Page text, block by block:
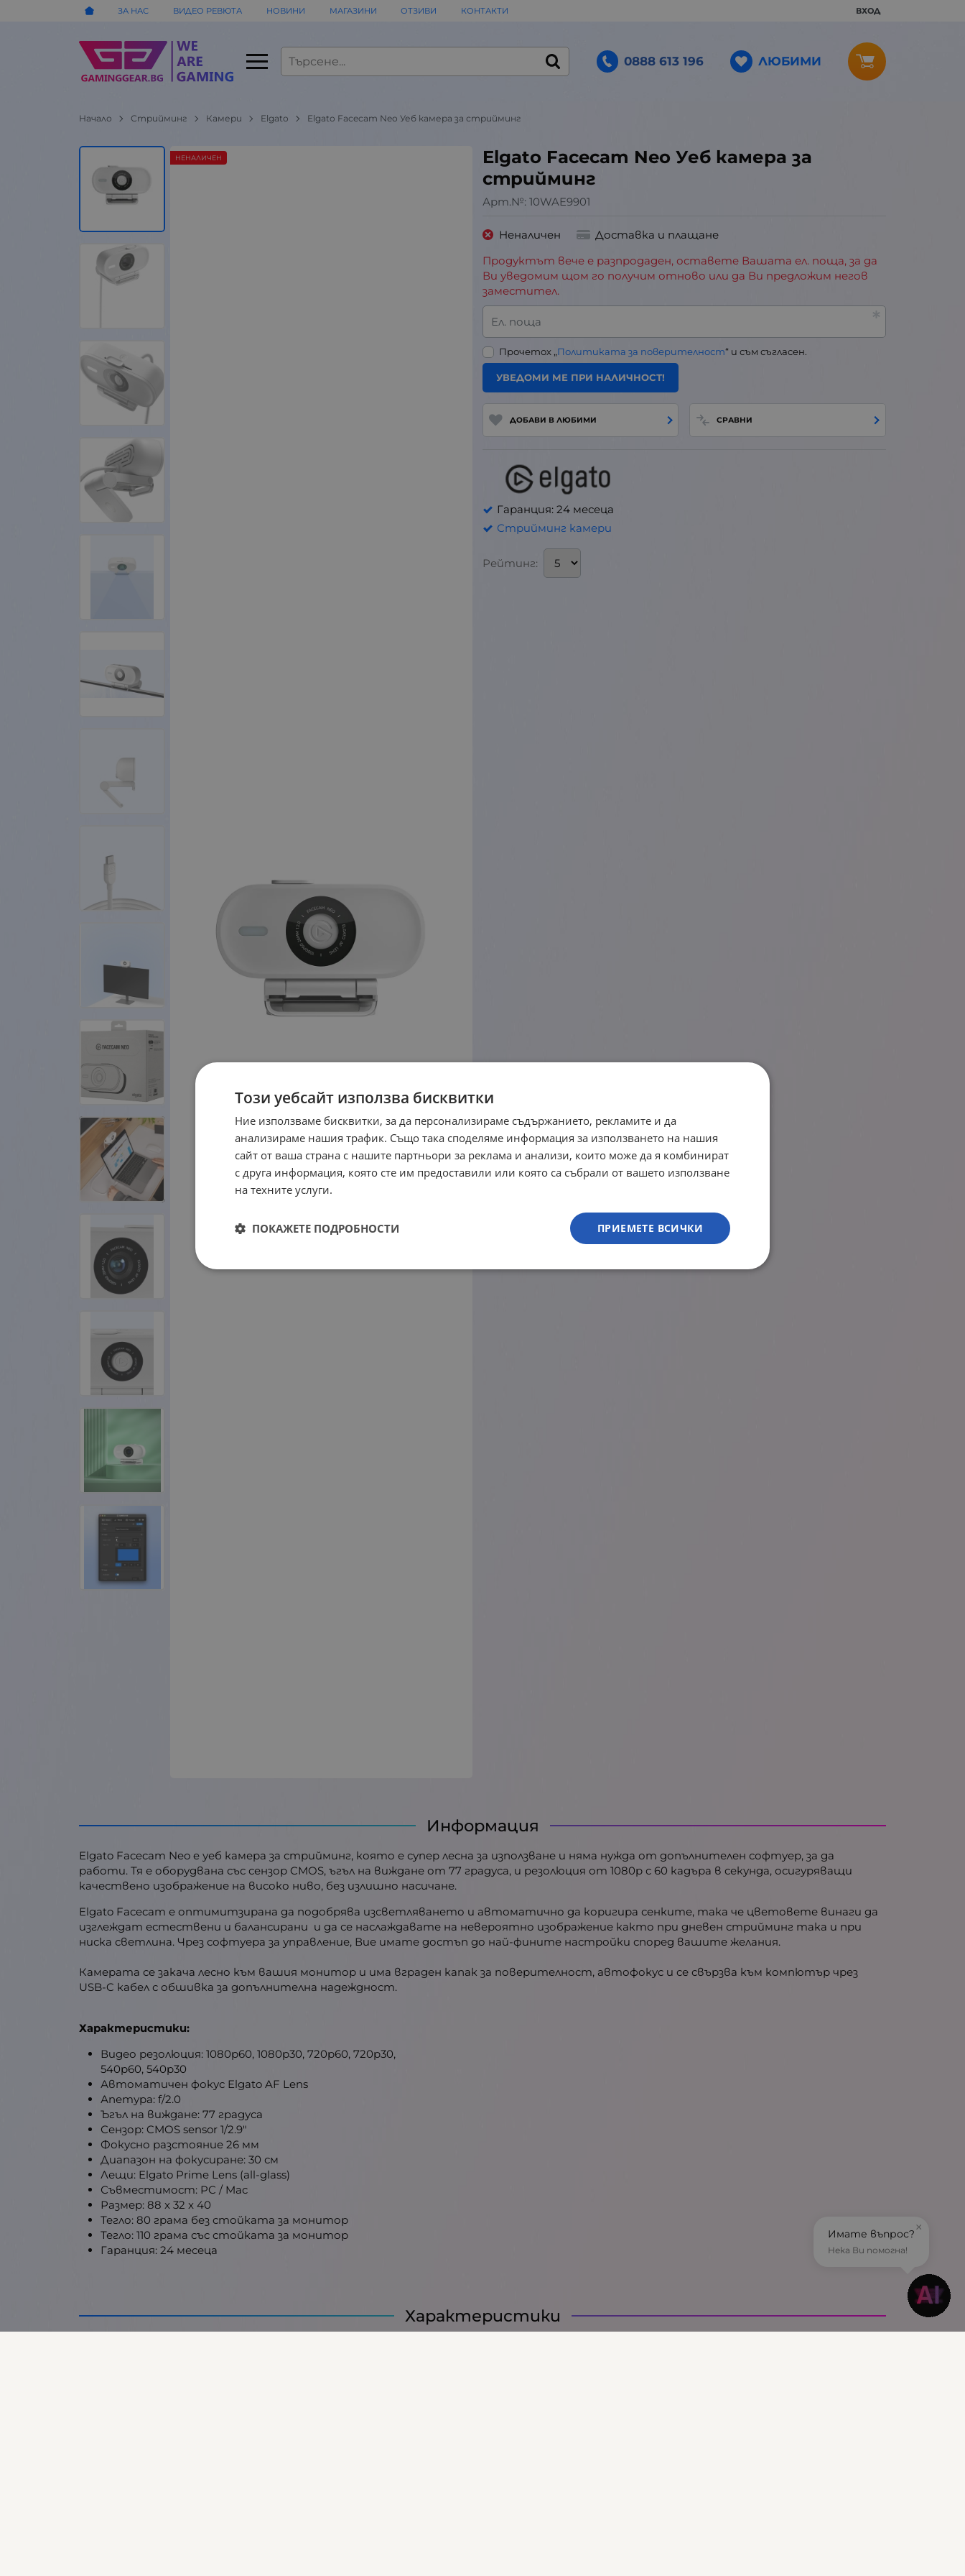
ЗА НАС ВИДЕО РЕВЮТА НОВИНИ МАГАЗИНИ ОТЗИВИ КОНТАКТИ ВХОД
0888 613 196 ЛЮБИМИ
Начало Стрийминг Камери Elgato Elgato Facecam Neo Уеб камера за стрийминг
Elgato Facecam Neo Уеб камера за
стрийминг
Арт.№: 10WAE9901
НЕНАЛИЧЕН
Неналичен
Доставка и плащане
Продуктът вече е разпродаден, оставете Вашата ел. поща, за да
Ви уведомим щом го получим отново или да Ви предложим негов
заместител.
Ел. поща
Прочетох „Политиката за поверителност“ и съм съгласен.
УВЕДОМИ МЕ ПРИ НАЛИЧНОСТ!
ДОБАВИ В ЛЮБИМИ СРАВНИ
Гаранция: 24 месеца
Стрийминг камери
Рейтинг:
Информация
Elgato Facecam Neo e уеб камера за стрийминг, която е супер лесна за използване и няма нужда от допълнителен софтуер, за да
работи. Тя е оборудвана със сензор CMOS, ъгъл на виждане от 77 градуса, и резолюция от 1080p с 60 кадъра в секунда, осигуряващи
качествено изображение на високо ниво, без излишно насичане.
Elgato Facecam е оптимитзирана да подобрява изсветляването и автоматично да коригира сенките, така че цветовете винаги да
изглеждат естествени и балансирани и да се наслаждавате на невероятно изображение както при дневен стрийминг така и при
ниска светлина. Чрез софтуера за управление, Вие имате достъп до най-фините настройки според вашите желания.
Камерата се закача лесно към вашия монитор и има вграден капак за поверителност, автофокус и се свързва към компютър чрез
USB-C кабел с обшивка за допълнителна надеждност.
Характеристики:
Видео резолюция: 1080p60, 1080p30, 720p60, 720p30,
540p60, 540p30
Автоматичен фокус Elgato AF Lens
Апетура: f/2.0
Ъгъл на виждане: 77 градуса
Сензор: CMOS sensor 1/2.9"
Фокусно разстояние 26 мм
Диапазон на фокусиране: 30 см
Лещи: Elgato Prime Lens (all-glass)
Съвместимост: PC / Mac
Размер: 88 x 32 x 40
Тегло: 80 грама без стойката за монитор
Тегло: 110 грама със стойката за монитор
Гаранция: 24 месеца
Характеристики
Този уебсайт използва бисквитки
Ние използваме бисквитки, за да персонализираме съдържанието, рекламите и да
анализираме нашия трафик. Също така споделяме информация за използването на нашия
сайт от ваша страна с нашите партньори за реклама и анализи, които може да я комбинират
с друга информация, която сте им предоставили или която са събрали от вашето използване
на техните услуги.
ПРИЕМЕТЕ ВСИЧКИ
ПОКАЖЕТЕ ПОДРОБНОСТИ
×
Имате въпрос?
Нека Ви помогна!